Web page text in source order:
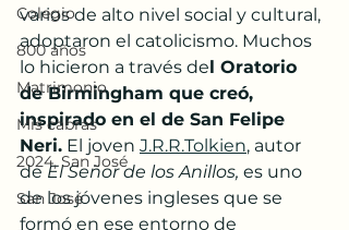
Colegio
800 años
Matrimonio
Mis cabras
2024, San José
San José
varios de alto nivel social y cultural,
adoptaron el catolicismo. Muchos
lo hicieron a través del Oratorio
de Birmingham que creó,
inspirado en el de San Felipe
Neri. El joven J.R.R.Tolkien, autor
de El Señor de los Anillos, es uno
de los jóvenes ingleses que se
formó en ese entorno de